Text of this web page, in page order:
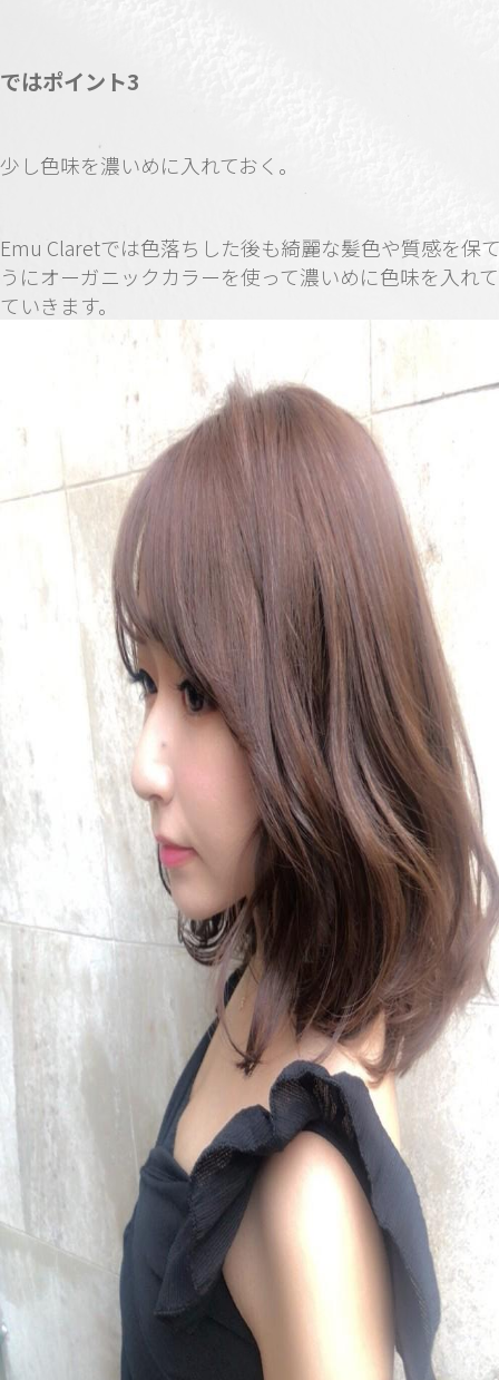
ではポイント3
少し色味を濃いめに入れておく。
Emu Claretでは色落ちした後も綺麗な髪色や質感を保
うにオーガニックカラーを使って濃いめに色味を入れ
ていきます。